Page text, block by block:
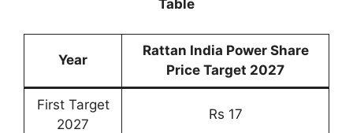
Table
Year
Rattan India Power Share
Price Target 2027
First Target
2027
Rs 17